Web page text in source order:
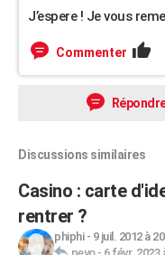
J’espere ! Je vous
Commenter
Discussions similaires
Casino : carte
rentrer ?
phiphi- 9 juil. 2012 à